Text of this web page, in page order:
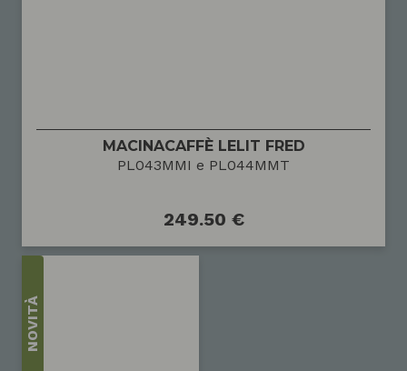
MACINACAFFÈ LELIT FRED
PL043MMI e PL044MMT
249.50 €
NOVITÀ